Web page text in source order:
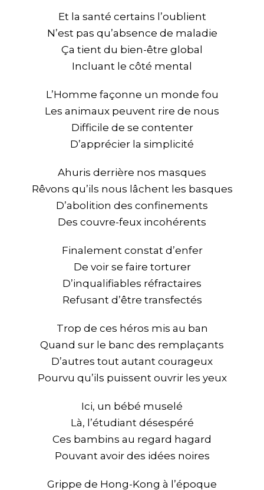
Et la santé certains l’oublient
N’est pas qu’absence de maladie
Ça tient du bien-être global
Incluant le côté mental
L’Homme façonne un monde fou
Les animaux peuvent rire de nous
Difficile de se contenter
D’apprécier la simplicité
Ahuris derrière nos masques
Rêvons qu’ils nous lâchent les basques
D’abolition des confinements
Des couvre-feux incohérents
Finalement constat d’enfer
De voir se faire torturer
D’inqualifiables réfractaires
Refusant d’être transfectés
Trop de ces héros mis au ban
Quand sur le banc des remplaçants
D’autres tout autant courageux
Pourvu qu’ils puissent ouvrir les yeux
Ici, un bébé muselé
Là, l’étudiant désespéré
Ces bambins au regard hagard
Pouvant avoir des idées noires
Grippe de Hong-Kong à l’époque